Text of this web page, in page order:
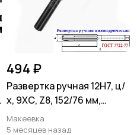
494 ₽
Развертка ручная 12Н7, ц/
х, 9ХС, Z8, 152/76 мм,
цилиндрическая.
Макеевка
5 месяцев назад